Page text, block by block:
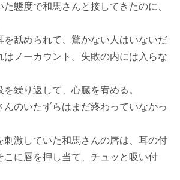
態度で和馬さんと接してきたのに、
舐められて、驚かない人はいないだ
はノーカウント。失敗の内には入らな
繰り返して、心臓を宥める。
のいたずらはまだ終わっていなかっ
激していた和馬さんの唇は、耳の付
こに唇を押し当て、チュッと吸い付